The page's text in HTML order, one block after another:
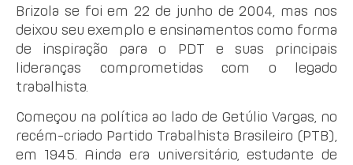
Brizola se foi em 22 de junho de 2004, mas nos
deixou seu exemplo e ensinamentos como forma
de inspiração para o PDT e suas principais
lideranças comprometidas com o legado
trabalhista.
Começou na política ao lado de Getúlio Vargas, no
recém-criado Partido Trabalhista Brasileiro (PTB),
em 1945. Ainda era universitário, estudante de